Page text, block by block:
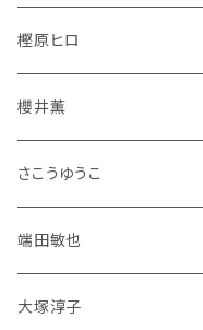
樫原ヒロ
櫻井薫
さこうゆうこ
端田敏也
大塚淳子